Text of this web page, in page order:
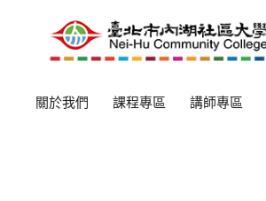
關於我們 課程專區 講師專區